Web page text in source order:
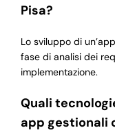
Pisa?
Lo sviluppo di
fase di analisi dei
implementazione.
Quali
app gestionali